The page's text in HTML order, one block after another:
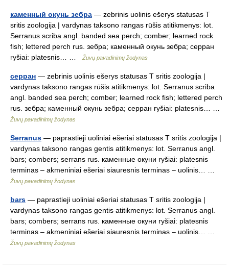
каменный окунь зебра — zebrinis uolinis ešerys statusas T
sritis zoologija | vardynas taksono rangas rūšis atitikmenys: lot.
Serranus scriba angl. banded sea perch; comber; learned rock
fish; lettered perch rus. зебра; каменный окунь зебра; серран
ryšiai: platesnis… …
Žuvų pavadinimų žodynas
серран — zebrinis uolinis ešerys statusas T sritis zoologija |
vardynas taksono rangas rūšis atitikmenys: lot. Serranus scriba
angl. banded sea perch; comber; learned rock fish; lettered perch
rus. зебра; каменный окунь зебра; серран ryšiai: platesnis… …
Žuvų pavadinimų žodynas
Serranus — paprastieji uoliniai ešeriai statusas T sritis zoologija |
vardynas taksono rangas gentis atitikmenys: lot. Serranus angl.
bars; combers; serrans rus. каменные окуни ryšiai: platesnis
terminas – akmeniniai ešeriai siauresnis terminas – uolinis… …
Žuvų pavadinimų žodynas
bars — paprastieji uoliniai ešeriai statusas T sritis zoologija |
vardynas taksono rangas gentis atitikmenys: lot. Serranus angl.
bars; combers; serrans rus. каменные окуни ryšiai: platesnis
terminas – akmeniniai ešeriai siauresnis terminas – uolinis… …
Žuvų pavadinimų žodynas